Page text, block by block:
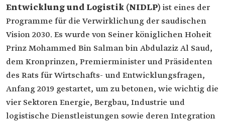
Entwicklung und Logistik (NIDLP) ist eines der
Programme für die Verwirklichung der saudischen
Vision 2030. Es wurde von Seiner königlichen Hoheit
Prinz Mohammed Bin Salman bin Abdulaziz Al Saud,
dem Kronprinzen, Premierminister und Präsidenten
des Rats für Wirtschafts- und Entwicklungsfragen,
Anfang 2019 gestartet, um zu betonen, wie wichtig die
vier Sektoren Energie, Bergbau, Industrie und
logistische Dienstleistungen sowie deren Integration